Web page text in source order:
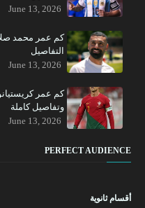
June 13, 2026
التفاصيل
June 13, 2026
وتفاصيل كاملة
June 13, 2026
PERFECT AUDIENCE
أقسام ثانوية